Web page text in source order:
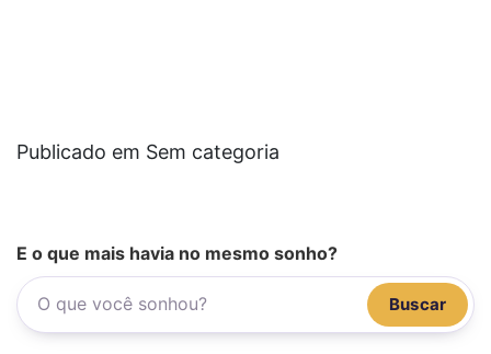
Publicado em Sem categoria
E o que mais havia no mesmo sonho?
Buscar